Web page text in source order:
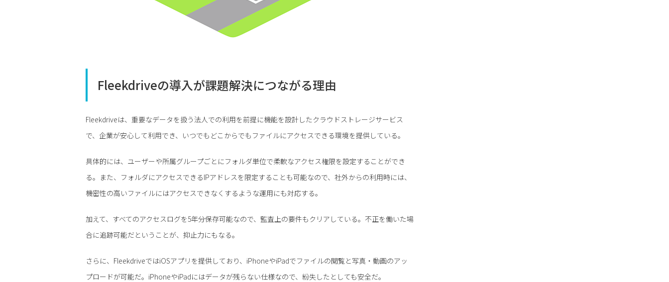
Fleekdriveの導入が課題解決につながる理由
Fleekdriveは、重要なデータを扱う法人での利用を前提に機能を設計したクラウドストレージサービス
で、企業が安心して利用でき、いつでもどこからでもファイルにアクセスできる環境を提供している。
具体的には、ユーザーや所属グループごとにフォルダ単位で柔軟なアクセス権限を設定することができ
る。また、フォルダにアクセスできるIPアドレスを限定することも可能なので、社外からの利用時には、
機密性の高いファイルにはアクセスできなくするような運用にも対応する。
加えて、すべてのアクセスログを5年分保存可能なので、監査上の要件もクリアしている。不正を働いた場
合に追跡可能だということが、抑止力にもなる。
さらに、FleekdriveではiOSアプリを提供しており、iPhoneやiPadでファイルの閲覧と写真・動画のアッ
プロードが可能だ。iPhoneやiPadにはデータが残らない仕様なので、紛失したとしても安全だ。